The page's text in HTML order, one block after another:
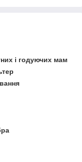
і годуючих мам